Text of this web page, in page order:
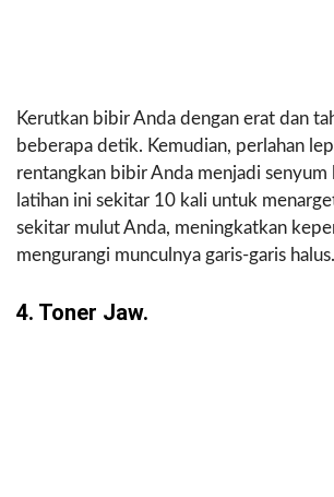
Kerutkan bibir Anda dengan erat dan
beberapa detik. Kemudian, perlahan
rentangkan bibir Anda menjadi senyum
latihan ini sekitar 10 kali untuk
sekitar mulut Anda, meningkatkan
mengurangi munculnya garis-garis halus.
4. Toner Jaw.